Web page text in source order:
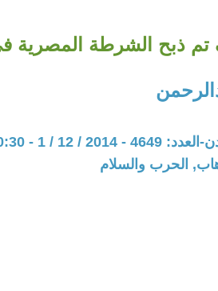
ذبح الشرطة المصرية
2014 / 12 / 1 - 00:30
الحرب والسلام